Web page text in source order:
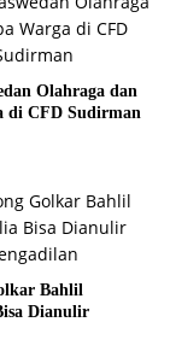
Olahraga dan
di CFD Sudirman
Bahlil
Dianulir